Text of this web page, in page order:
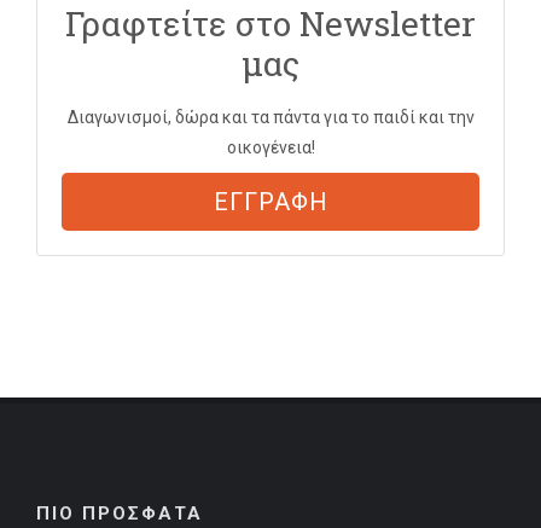
Γραφτείτε στο Newsletter
μας
Διαγωνισμοί, δώρα και τα πάντα για το παιδί και την
οικογένεια!
ΕΓΓΡΑΦΗ
ΠΙΟ ΠΡΟΣΦΑΤΑ